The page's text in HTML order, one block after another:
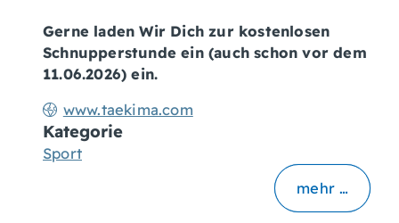
www.taekima.com
Gerne laden Wir Dich zur kostenlosen
Schnupperstunde ein (auch schon vor dem
11.06.2026) ein.
Kategorie
Sport
mehr …